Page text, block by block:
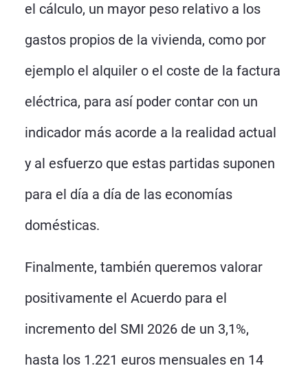
el cálculo, un mayor peso relativo a los
gastos propios de la vivienda, como por
ejemplo el alquiler o el coste de la factura
eléctrica, para así poder contar con un
indicador más acorde a la realidad actual
y al esfuerzo que estas partidas suponen
para el día a día de las economías
domésticas.
Finalmente, también queremos valorar
positivamente el Acuerdo para el
incremento del SMI 2026 de un 3,1%,
hasta los 1.221 euros mensuales en 14